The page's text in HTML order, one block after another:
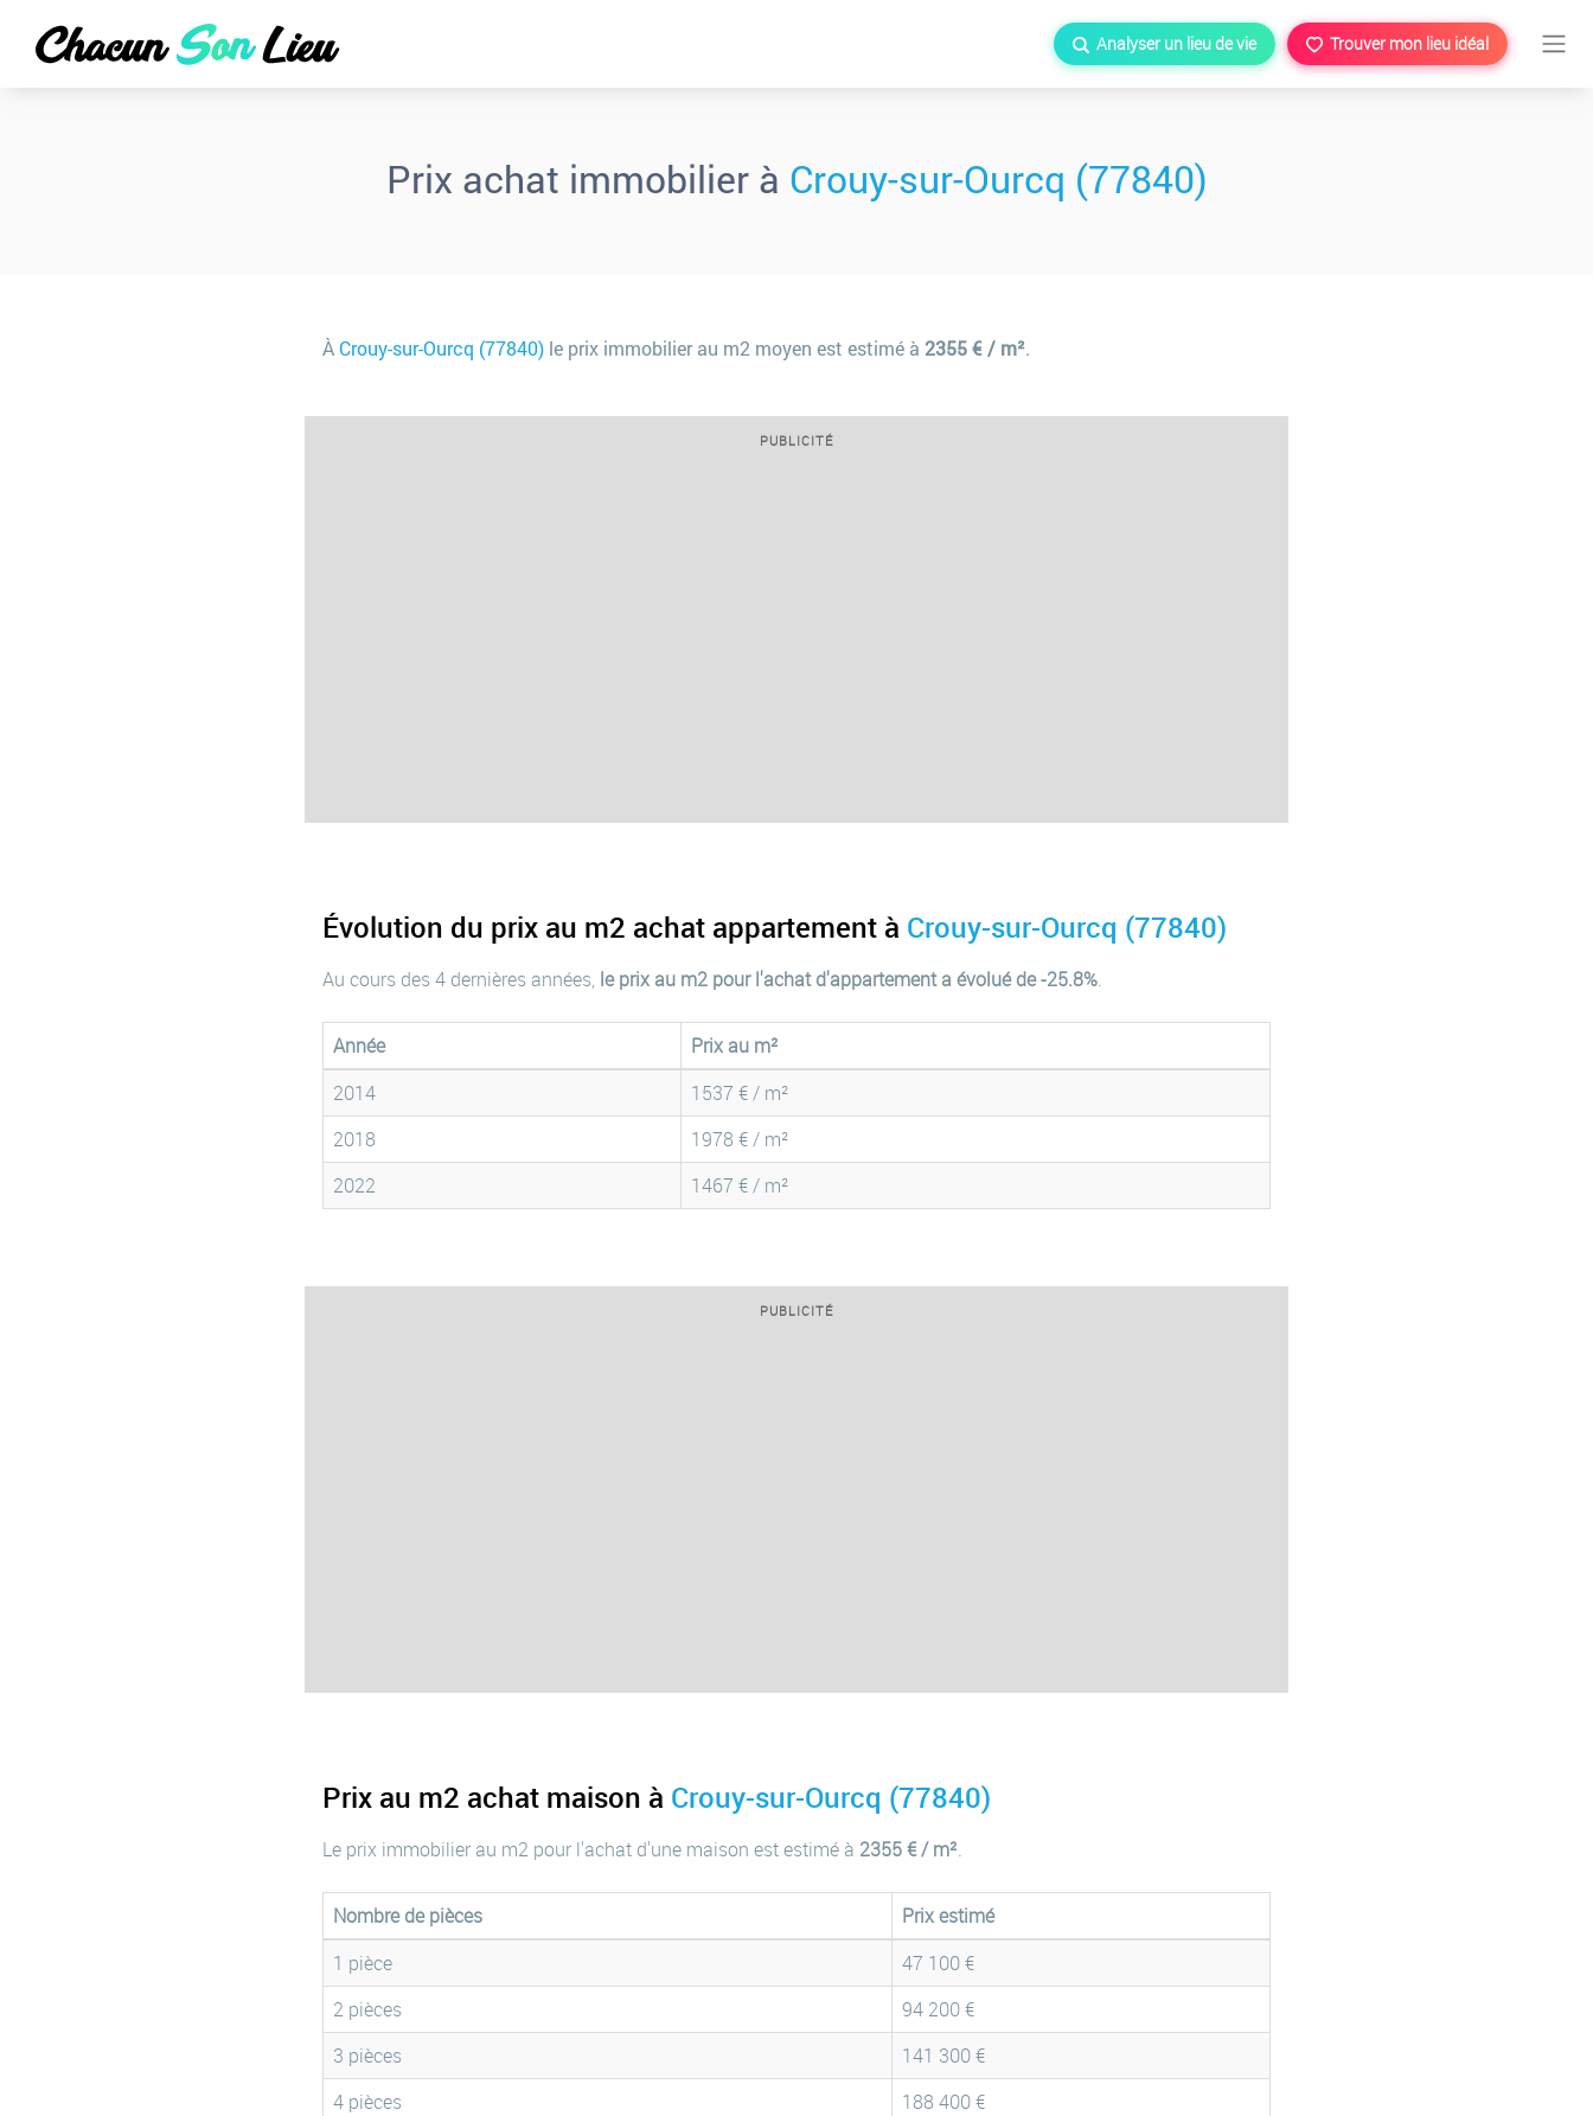
Analyser un lieu de vie Trouver mon lieu idéal
Prix achat immobilier à Crouy-sur-Ourcq (77840)
À Crouy-sur-Ourcq (77840) le prix immobilier au m2 moyen est estimé à 2355 € / m².
PUBLICITÉ
Évolution du prix au m2 achat appartement à Crouy-sur-Ourcq (77840)
Au cours des 4 dernières années, le prix au m2 pour l'achat d'appartement a évolué de -25.8%.
Année
Prix au m²
2014
1537 € / m²
2018
1978 € / m²
2022
1467 € / m²
PUBLICITÉ
Prix au m2 achat maison à Crouy-sur-Ourcq (77840)
Le prix immobilier au m2 pour l'achat d'une maison est estimé à 2355 € / m².
Nombre de pièces
Prix estimé
1 pièce
47 100 €
2 pièces
94 200 €
3 pièces
141 300 €
4 pièces
188 400 €